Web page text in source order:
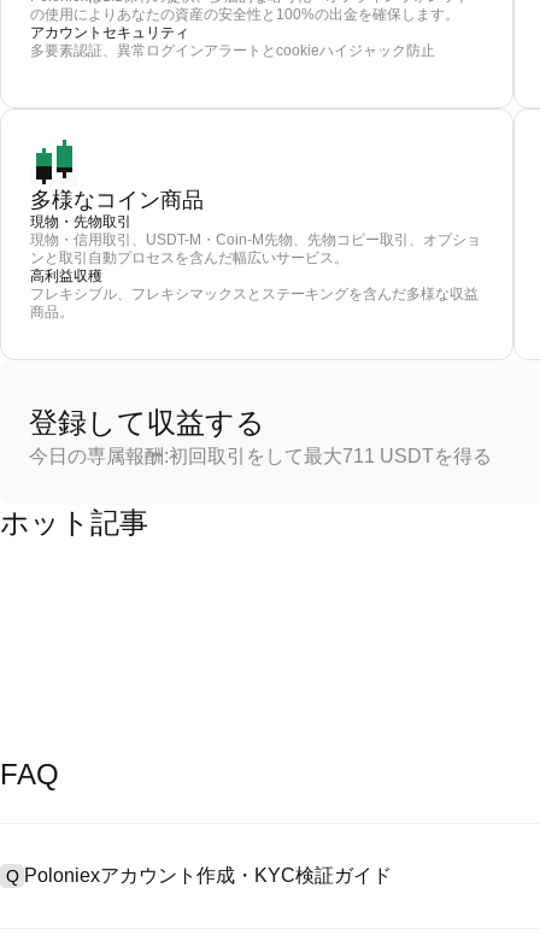
の使用によりあなたの資産の安全性と100%の出金を確保します。
アカウントセキュリティ
多要素認証、異常ログインアラートとcookieハイジャック防止
多様なコイン商品
現物・先物取引
現物・信用取引、USDT-M・Coin-M先物、先物コピー取引、オプショ
ンと取引自動プロセスを含んだ幅広いサービス。
高利益収穫
フレキシブル、フレキシマックスとステーキングを含んだ多様な収益
商品。
登録して収益する
今日の専属報酬:初回取引をして最大711 USDTを得る
ホット記事
FAQ
Q Poloniexアカウント作成・KYC検証ガイド